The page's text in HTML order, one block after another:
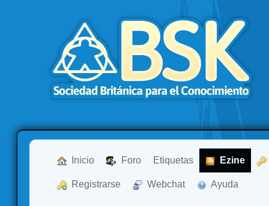
Inicio Foro Etiquetas Ezine
Registrarse Webchat Ayuda